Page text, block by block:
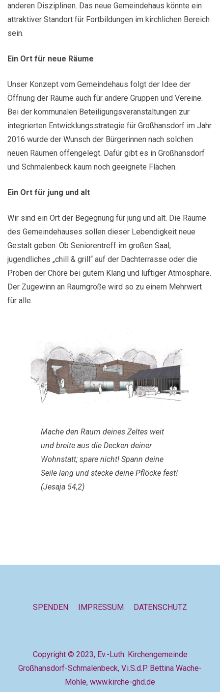
anderen Disziplinen. Das neue Gemeindehaus könnte ein
attraktiver Standort für Fortbildungen im kirchlichen Bereich
sein.
Ein Ort für neue Räume
Unser Konzept vom Gemeindehaus folgt der Idee der
Öffnung der Räume auch für andere Gruppen und Vereine.
Bei der kommunalen Beteiligungsveranstaltungen zur
integrierten Entwicklungsstrategie für Großhansdorf im Jahr
2016 wurde der Wunsch der Bürgerinnen nach solchen
neuen Räumen offengelegt. Dafür gibt es in Großhansdorf
und Schmalenbeck kaum noch geeignete Flächen.
Ein Ort für jung und alt
Wir sind ein Ort der Begegnung für jung und alt. Die Räume
des Gemeindehauses sollen dieser Lebendigkeit neue
Gestalt geben: Ob Seniorentreff im großen Saal,
jugendliches „chill & grill“ auf der Dachterrasse oder die
Proben der Chöre bei gutem Klang und luftiger Atmosphäre.
Der Zugewinn an Raumgröße wird so zu einem Mehrwert
für alle.
Mache den Raum deines Zeltes weit
und breite aus die Decken deiner
Wohnstatt; spare nicht! Spann deine
Seile lang und stecke deine Pflöcke fest!
(Jesaja 54,2)
SPENDEN IMPRESSUM DATENSCHUTZ
Copyright ©️ 2023, Ev.-Luth. Kirchengemeinde
Großhansdorf-Schmalenbeck, V.i.S.d.P. Bettina Wache-
Möhle, www.kirche-ghd.de